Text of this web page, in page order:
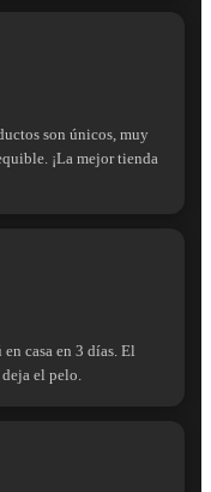
son únicos, muy
¡La mejor tienda
casa en 3 días. El
el pelo.